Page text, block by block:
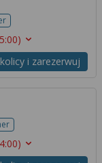
i zarezerwuj